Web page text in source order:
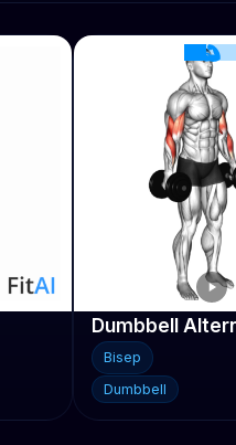
Bisep
Dumbbell